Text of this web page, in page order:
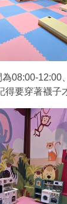
08:00-12:00
要穿著襪子